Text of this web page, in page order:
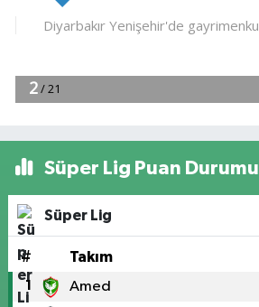
Süper Lig Puan Durumu
Süper Lig
# Takım
1 Amed